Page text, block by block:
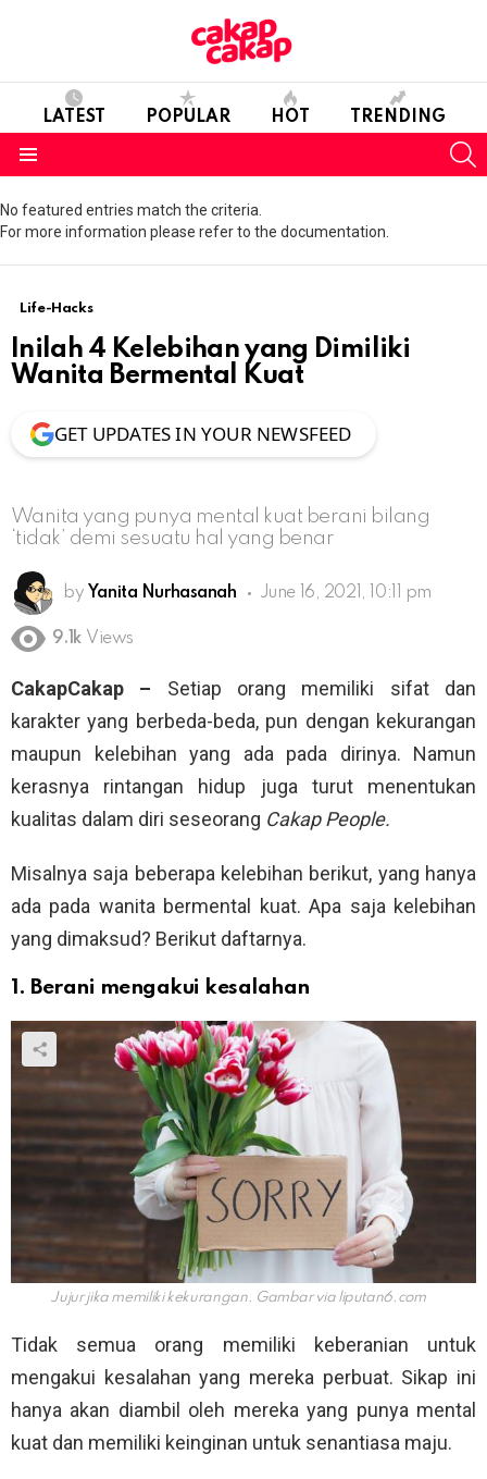
LATEST POPULAR HOT TRENDING
No featured entries match the criteria.
For more information please refer to the documentation.
Life-Hacks
Inilah 4 Kelebihan yang Dimiliki
Wanita Bermental Kuat
GET UPDATES IN YOUR NEWSFEED
Wanita yang punya mental kuat berani bilang
‘tidak’ demi sesuatu hal yang benar
by Yanita Nurhasanah June 16, 2021, 10:11 pm
9.1k Views
CakapCakap – Setiap orang memiliki sifat dan
karakter yang berbeda-beda, pun dengan kekurangan
maupun kelebihan yang ada pada dirinya. Namun
kerasnya rintangan hidup juga turut menentukan
kualitas dalam diri seseorang Cakap People.
Misalnya saja beberapa kelebihan berikut, yang hanya
ada pada wanita bermental kuat. Apa saja kelebihan
yang dimaksud? Berikut daftarnya.
1. Berani mengakui kesalahan
Jujur jika memiliki kekurangan. Gambar via liputan6.com
Tidak semua orang memiliki keberanian untuk
mengakui kesalahan yang mereka perbuat. Sikap ini
hanya akan diambil oleh mereka yang punya mental
kuat dan memiliki keinginan untuk senantiasa maju.